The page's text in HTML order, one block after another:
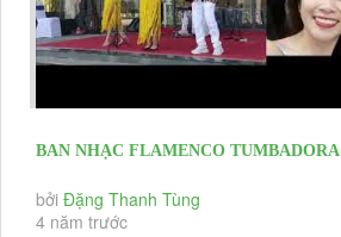
BAN NHẠC FLAMENCO
KIỆN KHAI TRƯƠNG, HỘI...
bởi Đặng Thanh Tùng
4 năm trước